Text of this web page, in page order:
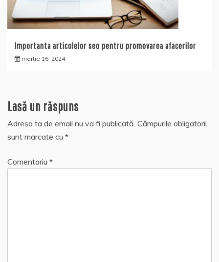
Importanta articolelor seo pentru promovarea afacerilor
martie 16, 2024
Lasă un răspuns
Adresa ta de email nu va fi publicată. Câmpurile obligatorii
sunt marcate cu *
Comentariu *